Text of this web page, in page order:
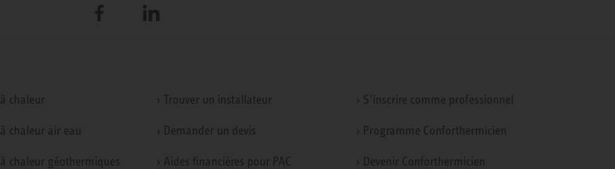
Facebook LinkedIn
chaleur
chaleur air eau
à chaleur géothermiques
› Trouver un installateur
› Demander un devis
› Aides financières pour PAC
› S’inscrire comme professionnel
› Programme Conforthermicien
› Devenir Conforthermicien